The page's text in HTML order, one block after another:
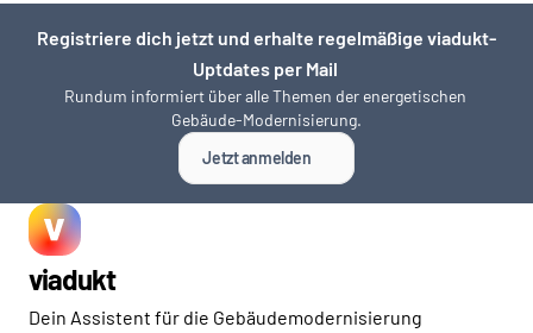
Registriere dich jetzt und erhalte regelmäßige viadukt-
Uptdates per Mail
Rundum informiert über alle Themen der energetischen
Gebäude-Modernisierung.
Jetzt anmelden
viadukt
Dein Assistent für die Gebäudemodernisierung